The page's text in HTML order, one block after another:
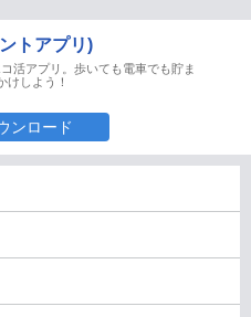
トアプリ)
活アプリ。歩いても電車でも貯ま
けしよう！
ンロード